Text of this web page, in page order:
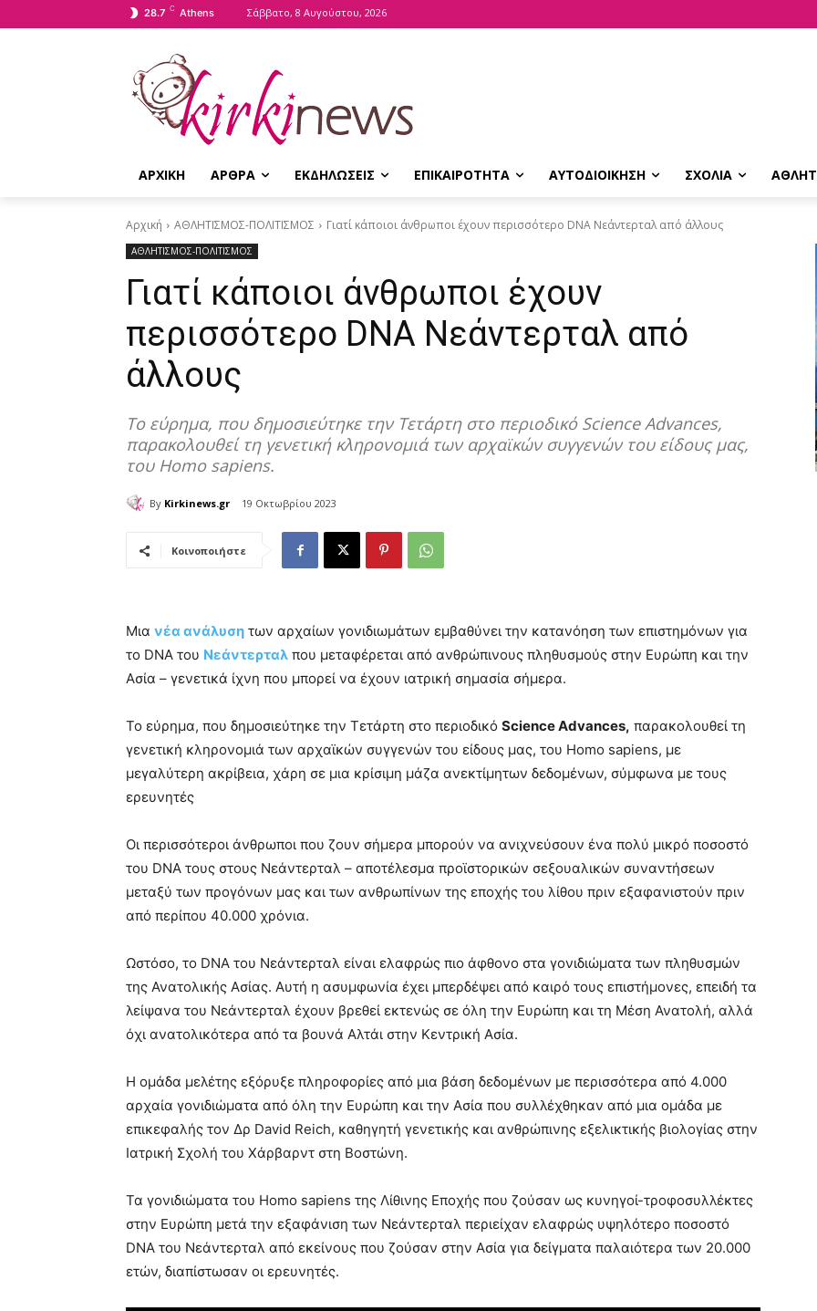
28.7 C Athens Σάββατο, 8 Αυγούστου, 2026
ΑΡΧΙΚΗ ΑΡΘΡΑ ΕΚΔΗΛΩΣΕΙΣ ΕΠΙΚΑΙΡΟΤΗΤΑ ΑΥΤΟΔΙΟΙΚΗΣΗ ΣΧΟΛΙΑ
Αρχική ΑΘΛΗΤΙΣΜΟΣ-ΠΟΛΙΤΙΣΜΟΣ Γιατί κάποιοι άνθρωποι έχουν περισσότερο DNA Νεάντερταλ από άλλους
ΑΘΛΗΤΙΣΜΟΣ-ΠΟΛΙΤΙΣΜΟΣ
Γιατί κάποιοι άνθρωποι έχουν
περισσότερο DNA Νεάντερταλ από
άλλους
Το εύρημα, που δημοσιεύτηκε την Τετάρτη στο περιοδικό Science Advances,
παρακολουθεί τη γενετική κληρονομιά των αρχαϊκών συγγενών του είδους μας,
του Homo sapiens.
By Kirkinews.gr 19 Οκτωβρίου 2023
Κοινοποιήστε
Μια νέα ανάλυση των αρχαίων γονιδιωμάτων εμβαθύνει την κατανόηση των επιστημόνων για
το DNA του Νεάντερταλ που μεταφέρεται από ανθρώπινους πληθυσμούς στην Ευρώπη και την
Ασία – γενετικά ίχνη που μπορεί να έχουν ιατρική σημασία σήμερα.
Το εύρημα, που δημοσιεύτηκε την Τετάρτη στο περιοδικό Science Advances, παρακολουθεί τη
γενετική κληρονομιά των αρχαϊκών συγγενών του είδους μας, του Homo sapiens, με
μεγαλύτερη ακρίβεια, χάρη σε μια κρίσιμη μάζα ανεκτίμητων δεδομένων, σύμφωνα με τους
ερευνητές
Οι περισσότεροι άνθρωποι που ζουν σήμερα μπορούν να ανιχνεύσουν ένα πολύ μικρό ποσοστό
του DNA τους στους Νεάντερταλ – αποτέλεσμα προϊστορικών σεξουαλικών συναντήσεων
μεταξύ των προγόνων μας και των ανθρωπίνων της εποχής του λίθου πριν εξαφανιστούν πριν
από περίπου 40.000 χρόνια.
Ωστόσο, το DNA του Νεάντερταλ είναι ελαφρώς πιο άφθονο στα γονιδιώματα των πληθυσμών
της Ανατολικής Ασίας. Αυτή η ασυμφωνία έχει μπερδέψει από καιρό τους επιστήμονες, επειδή τα
λείψανα του Νεάντερταλ έχουν βρεθεί εκτενώς σε όλη την Ευρώπη και τη Μέση Ανατολή, αλλά
όχι ανατολικότερα από τα βουνά Αλτάι στην Κεντρική Ασία.
Η ομάδα μελέτης εξόρυξε πληροφορίες από μια βάση δεδομένων με περισσότερα από 4.000
αρχαία γονιδιώματα από όλη την Ευρώπη και την Ασία που συλλέχθηκαν από μια ομάδα με
επικεφαλής τον Δρ David Reich, καθηγητή γενετικής και ανθρώπινης εξελικτικής βιολογίας στην
Ιατρική Σχολή του Χάρβαρντ στη Βοστώνη.
Τα γονιδιώματα του Homo sapiens της Λίθινης Εποχής που ζούσαν ως κυνηγοί-τροφοσυλλέκτες
στην Ευρώπη μετά την εξαφάνιση των Νεάντερταλ περιείχαν ελαφρώς υψηλότερο ποσοστό
DNA του Νεάντερταλ από εκείνους που ζούσαν στην Ασία για δείγματα παλαιότερα των 20.000
ετών, διαπίστωσαν οι ερευνητές.